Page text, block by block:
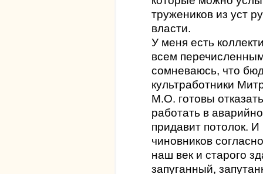
тружеников из уст
власти.
У меня есть
всем
сомневаюсь, что
культработники
М.О. готовы
работать в
придавит потолок.
чиновников
наш век и старого
запуганный,